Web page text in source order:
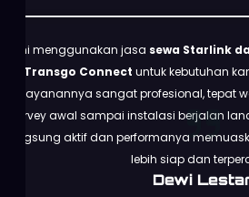
Kami menggunakan jasa sewa Starlink
Transgo Connect untuk kebutuhan
Pelayanannya sangat profesional, tepat
survey awal sampai instalasi berjalan
langsung aktif dan performanya
lebih siap dan
Dewi